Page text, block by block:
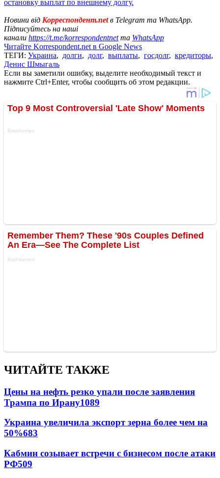
остановку выплат по внешнему долгу.
Новини від Корреспондент.netв Telegram та WhatsApp.
Підписуйтесь на наші
канали https://t.me/korrespondentnetта WhatsApp
Читайте Korrespondent.net в Google News
ТЕГИ: Украина, долги, долг, выплаты, госдолг, кредиторы,
Денис Шмыгаль
Если вы заметили ошибку, выделите необходимый текст и
нажмите Ctrl+Enter, чтобы сообщить об этом редакции.
ЧИТАЙТЕ ТАКЖЕ
Цены на нефть резко упали после заявления
Трампа по Ирану1089
Украина увеличила экспорт зерна более чем на
50%683
Кабмин созывает встречи с бизнесом после атаки
РФ509